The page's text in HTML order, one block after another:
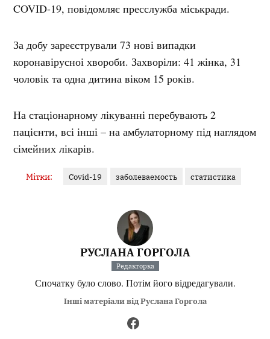
COVID-19, повідомляє пресслужба міськради.
За добу зареєстрували 73 нові випадки
коронавірусноі хвороби. Захворіли: 41 жінка, 31
чоловік та одна дитина віком 15 років.
На стаціонарному лікуванні перебувають 2
пацієнти, всі інші – на амбулаторному під наглядом
сімейних лікарів.
Мітки: Covid-19 заболеваемость статистика
РУСЛАНА ГОРГОЛА
Редакторка
Спочатку було слово. Потім його відредагували.
Інші матеріали від Руслана Горгола